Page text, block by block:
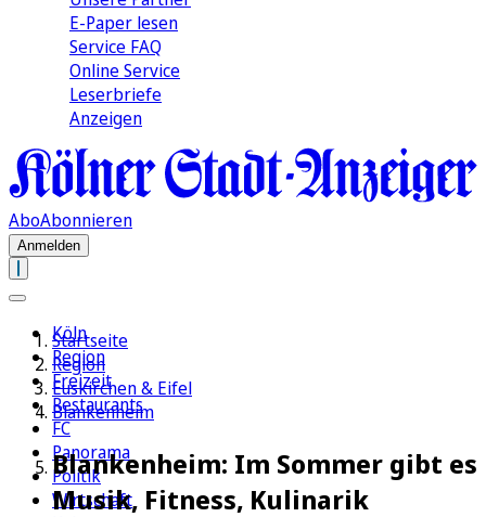
E-Paper lesen
Service FAQ
Online Service
Leserbriefe
Anzeigen
AboAbonnieren
Anmelden
Köln
Region
Freizeit
Restaurants
FC
Panorama
Politik
Wirtschaft
Startseite
Region
Euskirchen & Eifel
Blankenheim
Blankenheim: Im Sommer gibt es
Musik, Fitness, Kulinarik